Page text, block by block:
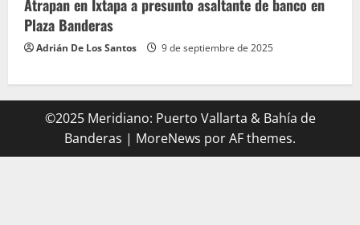
Atrapan en Ixtapa a presunto asaltante de banco en
Plaza Banderas
Adrián De Los Santos 9 de septiembre de 2025
©2025 Meridiano: Puerto Vallarta & Bahía de
Banderas | MoreNews por AF themes.